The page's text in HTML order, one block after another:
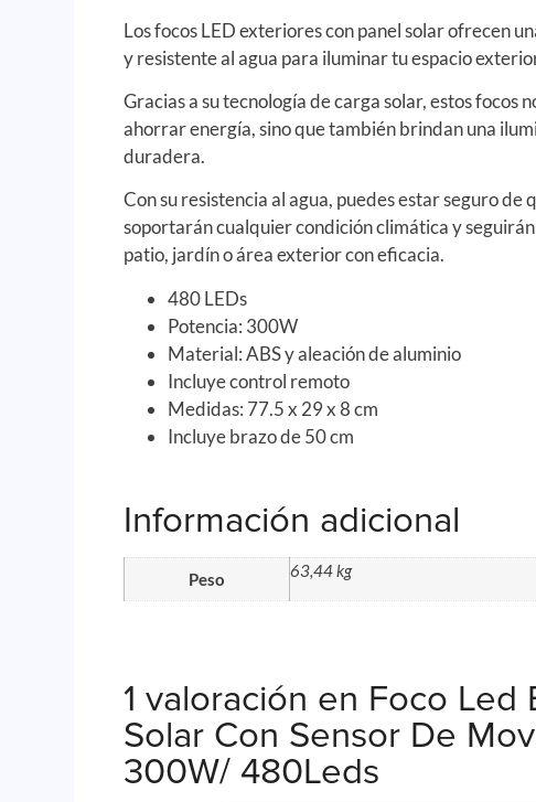
Los focos LED exteriores con panel solar ofrecen
y resistente al agua para iluminar tu espacio
Gracias a su tecnología de carga solar, estos focos
ahorrar energía, sino que también brindan una
duradera.
Con su resistencia al agua, puedes estar seguro de
soportarán cualquier condición climática y
patio, jardín o área exterior con eficacia.
480 LEDs
Potencia: 300W
Material: ABS y aleación de aluminio
Incluye control remoto
Medidas: 77.5 x 29 x 8 cm
Incluye brazo de 50 cm
Información adicional
Peso 63,44 kg
1 valoración en Foco Led
Solar Con Sensor De
300W/ 480Leds